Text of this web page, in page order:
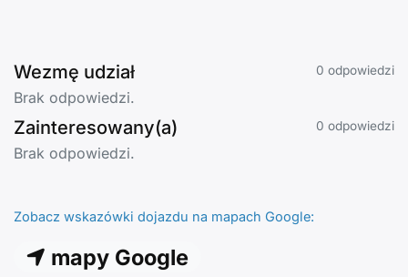
Wezmę udział 0 odpowiedzi
Brak odpowiedzi.
Zainteresowany(a) 0 odpowiedzi
Brak odpowiedzi.
Zobacz wskazówki dojazdu na mapach Google:
mapy Google